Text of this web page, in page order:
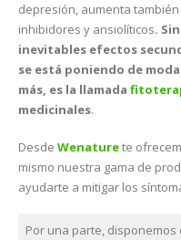
depresión, aumenta
inhibidores y ansiolíticos.
inevitables efectos
se está poniendo de
más, es la llamada
medicinales.
Desde Wenaturete
mismo nuestra gama de
ayudarte a mitigar los
Por una parte, disponemos